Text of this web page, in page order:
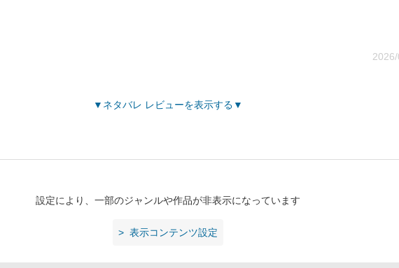
ネタバレ レビューを表示する
設定により、一部のジャンルや作品が非表示になっています
表示コンテンツ設定